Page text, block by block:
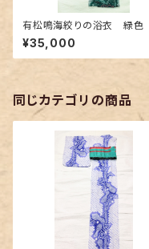
有松鳴海絞りの浴衣 緑色
蝶々とお花柄
¥35,000
同じカテゴリの商品